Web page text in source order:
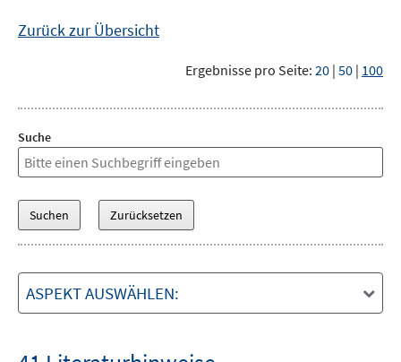
Zurück zur Übersicht
Ergebnisse pro Seite: 20 | 50 | 100
Suche
ASPEKT AUSWÄHLEN: